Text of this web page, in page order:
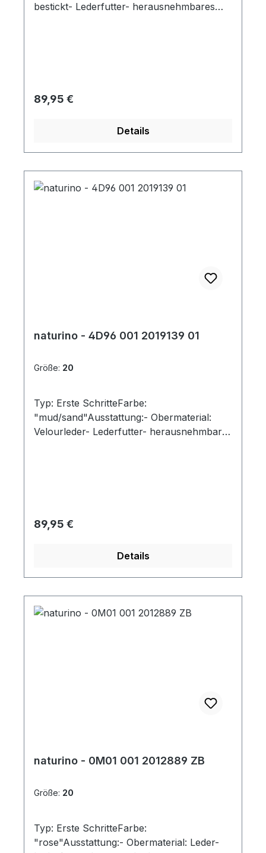
bestickt- Lederfutter- herausnehmbares
Regulärer Preis:
89,95 €
Details
naturino - 4D96 001 2019139 01
Größe: 20
Typ: Erste SchritteFarbe:
"mud/sand"Ausstattung:- Obermaterial:
Velourleder- Lederfutter- herausnehmbares
Regulärer Preis:
89,95 €
Details
naturino - 0M01 001 2012889 ZB
Größe: 20
Typ: Erste SchritteFarbe:
"rose"Ausstattung:- Obermaterial: Leder-